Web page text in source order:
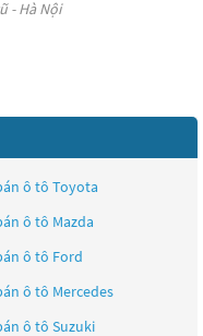
- Hà Nội
ô tô Toyota
ô tô Mazda
ô tô Ford
ô tô Mercedes
ô tô Suzuki